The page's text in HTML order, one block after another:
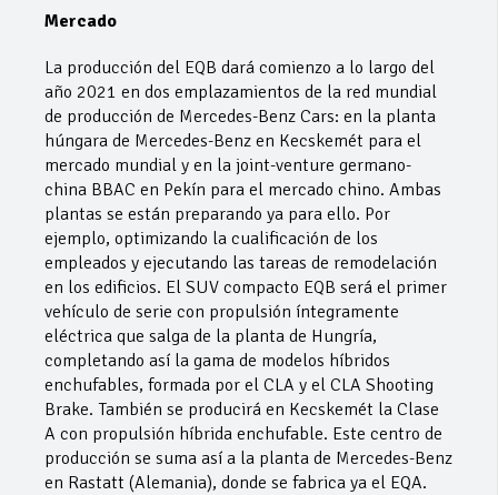
Mercado
La producción del EQB dará comienzo a lo largo del
año 2021 en dos emplazamientos de la red mundial
de producción de Mercedes-Benz Cars: en la planta
húngara de Mercedes-Benz en Kecskemét para el
mercado mundial y en la joint-venture germano-
china BBAC en Pekín para el mercado chino. Ambas
plantas se están preparando ya para ello. Por
ejemplo, optimizando la cualificación de los
empleados y ejecutando las tareas de remodelación
en los edificios. El SUV compacto EQB será el primer
vehículo de serie con propulsión íntegramente
eléctrica que salga de la planta de Hungría,
completando así la gama de modelos híbridos
enchufables, formada por el CLA y el CLA Shooting
Brake. También se producirá en Kecskemét la Clase
A con propulsión híbrida enchufable. Este centro de
producción se suma así a la planta de Mercedes-Benz
en Rastatt (Alemania), donde se fabrica ya el EQA.